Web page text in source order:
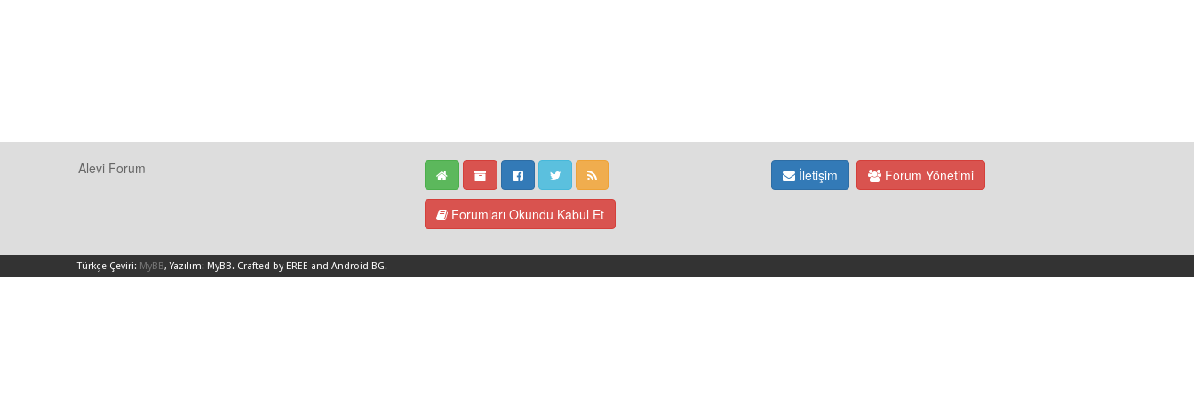
Alevi Forum
Forumları Okundu Kabul Et
İletişim Forum Yönetimi
Türkçe Çeviri: MyBB, Yazılım: MyBB. Crafted by EREE and Android BG.